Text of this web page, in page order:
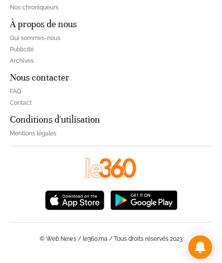
Nos chroniqueurs
À propos de nous
Qui sommes-nous
Publicité
Archives
Nous contacter
FAQ
Contact
Conditions d'utilisation
Mentions légales
© Web News / le360.ma / Tous droits réservés 2023